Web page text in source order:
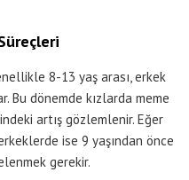
8-13 yaş arası, erkek
Bu dönemde kızlarda meme
artış gözlemlenir. Eğer
ise 9 yaşından önce
gerekir.